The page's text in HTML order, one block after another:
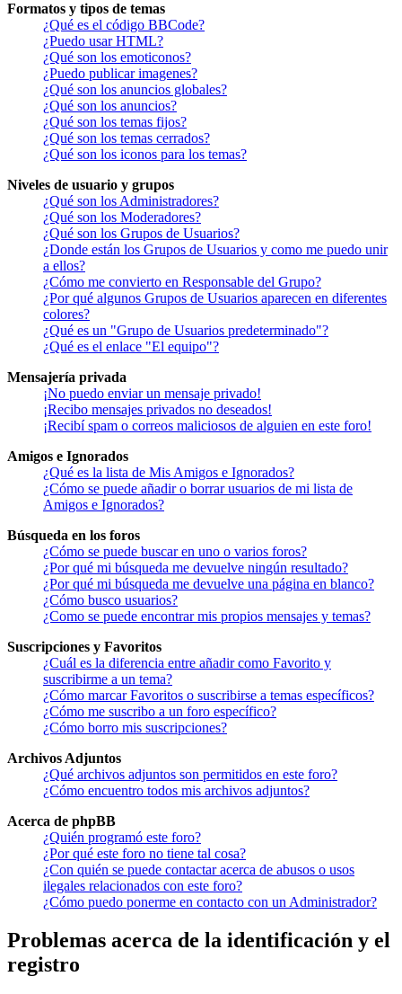
Formatos y tipos de temas
¿Qué es el código BBCode?
¿Puedo usar HTML?
¿Qué son los emoticonos?
¿Puedo publicar imagenes?
¿Qué son los anuncios globales?
¿Qué son los anuncios?
¿Qué son los temas fijos?
¿Qué son los temas cerrados?
¿Qué son los iconos para los temas?
Niveles de usuario y grupos
¿Qué son los Administradores?
¿Qué son los Moderadores?
¿Qué son los Grupos de Usuarios?
¿Donde están los Grupos de Usuarios y como me puedo unir
a ellos?
¿Cómo me convierto en Responsable del Grupo?
¿Por qué algunos Grupos de Usuarios aparecen en diferentes
colores?
¿Qué es un "Grupo de Usuarios predeterminado"?
¿Qué es el enlace "El equipo"?
Mensajería privada
¡No puedo enviar un mensaje privado!
¡Recibo mensajes privados no deseados!
¡Recibí spam o correos maliciosos de alguien en este foro!
Amigos e Ignorados
¿Qué es la lista de Mis Amigos e Ignorados?
¿Cómo se puede añadir o borrar usuarios de mi lista de
Amigos e Ignorados?
Búsqueda en los foros
¿Cómo se puede buscar en uno o varios foros?
¿Por qué mi búsqueda me devuelve ningún resultado?
¿Por qué mi búsqueda me devuelve una página en blanco?
¿Cómo busco usuarios?
¿Como se puede encontrar mis propios mensajes y temas?
Suscripciones y Favoritos
¿Cuál es la diferencia entre añadir como Favorito y
suscribirme a un tema?
¿Cómo marcar Favoritos o suscribirse a temas específicos?
¿Cómo me suscribo a un foro específico?
¿Cómo borro mis suscripciones?
Archivos Adjuntos
¿Qué archivos adjuntos son permitidos en este foro?
¿Cómo encuentro todos mis archivos adjuntos?
Acerca de phpBB
¿Quién programó este foro?
¿Por qué este foro no tiene tal cosa?
¿Con quién se puede contactar acerca de abusos o usos
ilegales relacionados con este foro?
¿Cómo puedo ponerme en contacto con un Administrador?
Problemas acerca de la identificación y el
registro